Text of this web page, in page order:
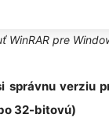
WinRAR pre
správnu verziu
32-bitovú)